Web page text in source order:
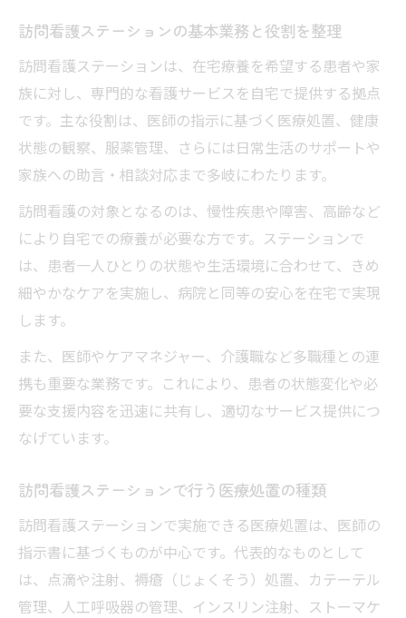
訪問看護ステーションの生活支援内容を解
説
訪問看護ステーションで可能な医療処置例
患者と家族に寄り添う訪問看護サービスの
工夫
訪問看護ステーションの役割分担を知る
在宅療養を支える訪問看護の実践例
どこまで対応可能か訪問看護職務の実際に迫る
訪問看護ステーションの対応範囲はどこま
でか
訪問看護ステーションで対応困難なケース
とは
利用者ニーズ別に見る訪問看護ステーショ
訪問看護ステーションで必要な判断基準を
訪問看護でできること・できないことを整理
訪問看護ステーションでできる主なケア内
容
訪問看護ステーションの基本業務と役割を整理
訪問看護ステーションは、在宅療養を希望する患者や家
族に対し、専門的な看護サービスを自宅で提供する拠点
です。主な役割は、医師の指示に基づく医療処置、健康
状態の観察、服薬管理、さらには日常生活のサポートや
家族への助言・相談対応まで多岐にわたります。
訪問看護の対象となるのは、慢性疾患や障害、高齢など
により自宅での療養が必要な方です。ステーションで
は、患者一人ひとりの状態や生活環境に合わせて、きめ
細やかなケアを実施し、病院と同等の安心を在宅で実現
します。
また、医師やケアマネジャー、介護職など多職種との連
携も重要な業務です。これにより、患者の状態変化や必
要な支援内容を迅速に共有し、適切なサービス提供につ
なげています。
訪問看護ステーションで行う医療処置の種類
訪問看護ステーションで実施できる医療処置は、医師の
指示書に基づくものが中心です。代表的なものとして
は、点滴や注射、褥瘡（じょくそう）処置、カテーテル
管理、人工呼吸器の管理、インスリン注射、ストーマケ